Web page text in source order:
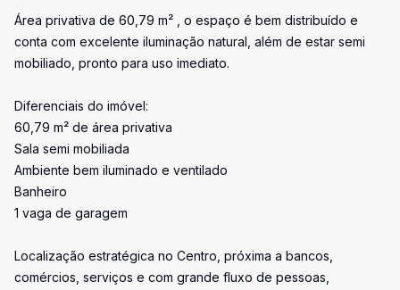
Área privativa de 60,79 m² , o espaço é bem distribuído e
conta com excelente iluminação natural, além de estar semi
mobiliado, pronto para uso imediato.
Diferenciais do imóvel:
60,79 m² de área privativa
Sala semi mobiliada
Ambiente bem iluminado e ventilado
Banheiro
1 vaga de garagem
Localização estratégica no Centro, próxima a bancos,
comércios, serviços e com grande fluxo de pessoas,